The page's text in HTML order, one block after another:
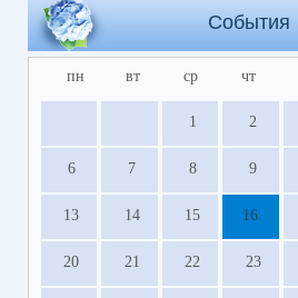
События
пн вт ср чт
1 2
6 7 8 9
13 14 15 16
20 21 22 23